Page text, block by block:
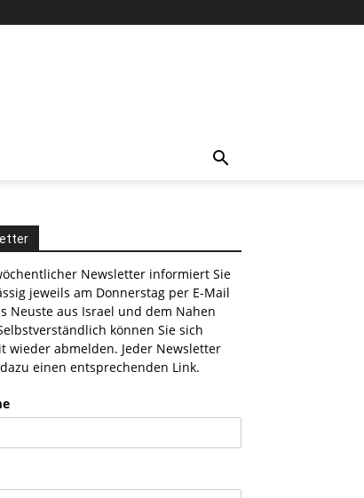
Newsletter informiert Sie
jeweils am Donnerstag per E-Mail
Neuste aus Israel und dem Nahen
können Sie sich
wieder abmelden. Jeder Newsletter
einen entsprechenden Link.